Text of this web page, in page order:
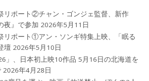
リポート②チャン・ゴンジェ監督、新作
夜』で参加 2026年5月11日
リポート①アン・ソンギ特集上映、「眠る
壇 2026年5月10日
」、日本初上映10作品 5月16日の北海道を
2026年4月28日